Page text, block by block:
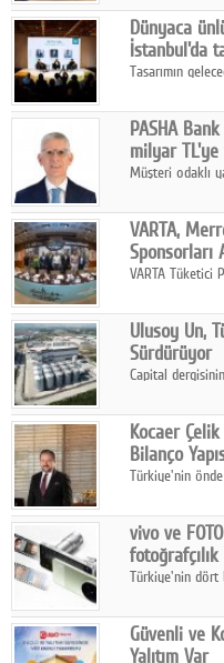
Google Plus
© 2026 TÜM HAKLARI SAKLIDIR
ortaklığıyla
Dünyaca
İstanbul'da
Tasarımın
PASHA
milyar TL'ye
Müşteri odaklı
yılının ilk
VARTA,
Sponsorları
VARTA Tüketici
enerjisine güç
Ulusoy Un,
Sürdürüyor
Capital
hasılatıyla
Kocaer Çelik
Bilanço
Türkiye'nin
Çelik FAVÖK
vivo ve
fotoğrafçılık
Türkiye'nin dört
insanını,
anlatmaya davet
Güvenli ve
Yalıtım Var